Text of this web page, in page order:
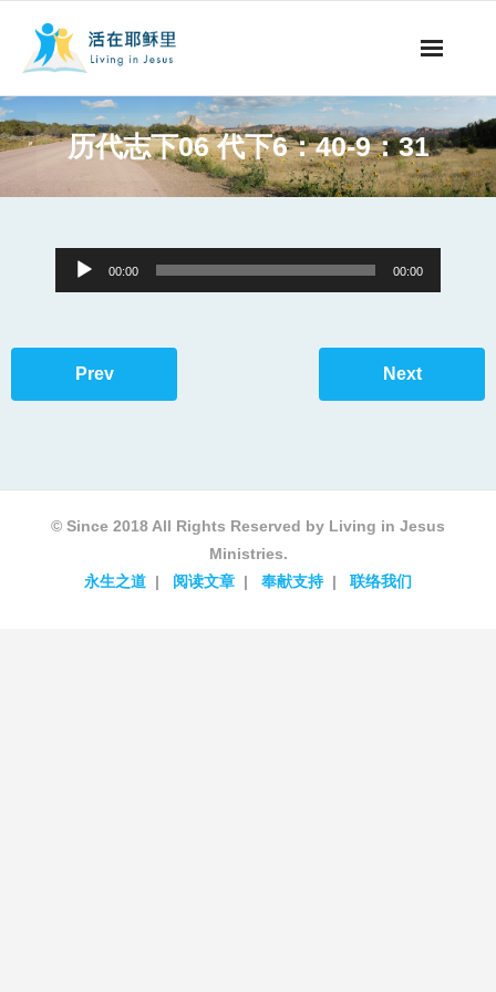
事工概要
永生之道
历代志下06 代下6：40-9：31
Audio
Player
00:00 00:00
Prev Next
© Since 2018 All Rights Reserved by Living in Jesus
Ministries.
永生之道
阅读文章 奉献支持 联络我们